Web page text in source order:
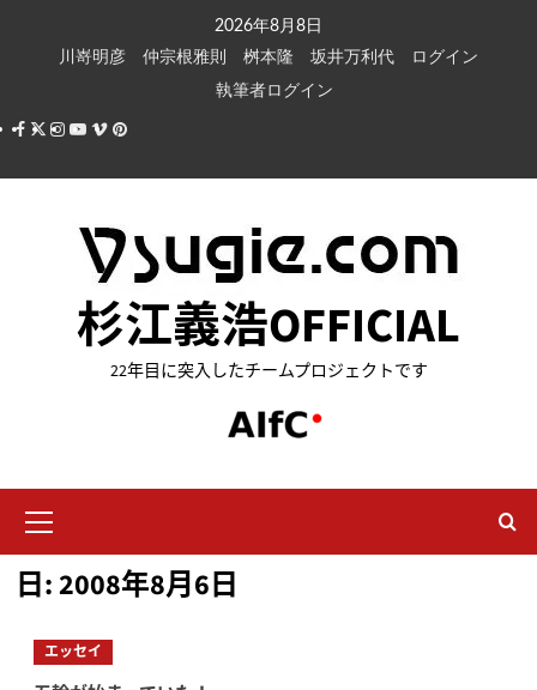
キ
2026年8月8日
川嵜明彦
仲宗根雅則 桝本隆 坂井万利代
ログイン
執筆者ログイン
Facebook
X Instagram
Youtube
VimeoPinterest
杉江義浩OFFICIAL
22年目に突入したチームプロジェクトです
イ
ン
メ
ー
日:2008年8月6日
エッセイ